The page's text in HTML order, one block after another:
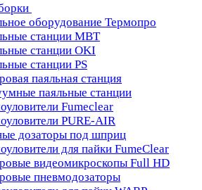
оборудование Термопро
станции MBT
станции OKI
станции PS
паяльная станция
паяльные станции
Fumeclear
PURE-AIR
дозаторы под шприц
для пайки FumeClear
видеомикроскопы Full HD
пневмодозаторы